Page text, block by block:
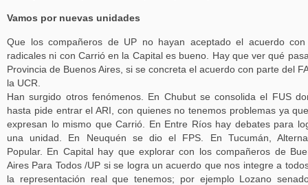
Vamos por nuevas unidades
Que los compañeros de UP no hayan aceptado el acuerdo
radicales ni con Carrió en la Capital es bueno. Hay que ver qué
Provincia de Buenos Aires, si se concreta el acuerdo con parte del
la UCR.
Han surgido otros fenómenos. En Chubut se consolida el FUS
hasta pide entrar el ARI, con quienes no tenemos problemas ya
expresan lo mismo que Carrió. En Entre Ríos hay debates para
una unidad. En Neuquén se dio el FPS. En Tucumán,
Popular. En Capital hay que explorar con los compañeros de
Aires Para Todos /UP si se logra un acuerdo que nos integre a
la representación real que tenemos; por ejemplo Lozano